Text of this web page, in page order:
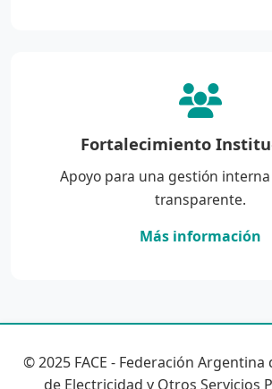
Fortalecimiento
Apoyo para una gestión
transparente.
Más información
© 2025 FACE - Federación Argentina
de Electricidad y Otros Servicios